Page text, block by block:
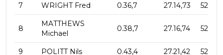
7 WRIGHT Fred 0.36,7 27.14,73 52.2
8
MATTHEWS
Michael
0.38,7 27.16,74 52.1
9 POLITT Nils 0.43,4 27.21,42 52.0